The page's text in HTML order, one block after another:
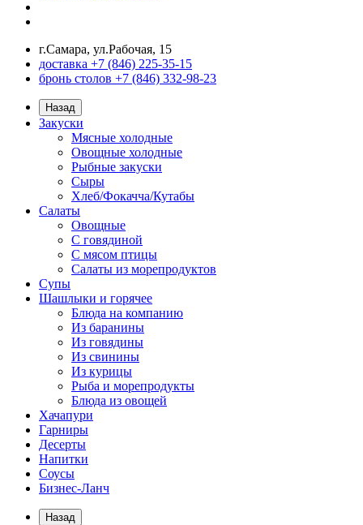
г.Самара, ул.Рабочая, 15
доставка +7 (846) 225-35-15
бронь столов +7 (846) 332-98-23
Назад
Закуски
Мясные холодные
Овощные холодные
Рыбные закуски
Сыры
Хлеб/Фокачча/Кутабы
Салаты
Овощные
С говядиной
С мясом птицы
Салаты из морепродуктов
Супы
Шашлыки и горячее
Блюда на компанию
Из баранины
Из говядины
Из свинины
Из курицы
Рыба и морепродукты
Блюда из овощей
Хачапури
Гарниры
Десерты
Напитки
Соусы
Бизнес-Ланч
Назад